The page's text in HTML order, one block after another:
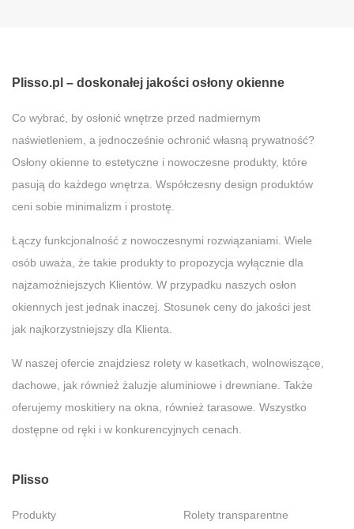
Plisso.pl – doskonałej jakości osłony okienne
Co wybrać, by osłonić wnętrze przed nadmiernym
naświetleniem, a jednocześnie ochronić własną prywatność?
Osłony okienne to estetyczne i nowoczesne produkty, które
pasują do każdego wnętrza. Współczesny design produktów
ceni sobie minimalizm i prostotę.
Łączy funkcjonalność z nowoczesnymi rozwiązaniami. Wiele
osób uważa, że takie produkty to propozycja wyłącznie dla
najzamożniejszych Klientów. W przypadku naszych osłon
okiennych jest jednak inaczej. Stosunek ceny do jakości jest
jak najkorzystniejszy dla Klienta.
W naszej ofercie znajdziesz rolety w kasetkach, wolnowiszące,
dachowe, jak również żaluzje aluminiowe i drewniane. Także
oferujemy moskitiery na okna, również tarasowe. Wszystko
dostępne od ręki i w konkurencyjnych cenach.
Plisso
Produkty Rolety transparentne